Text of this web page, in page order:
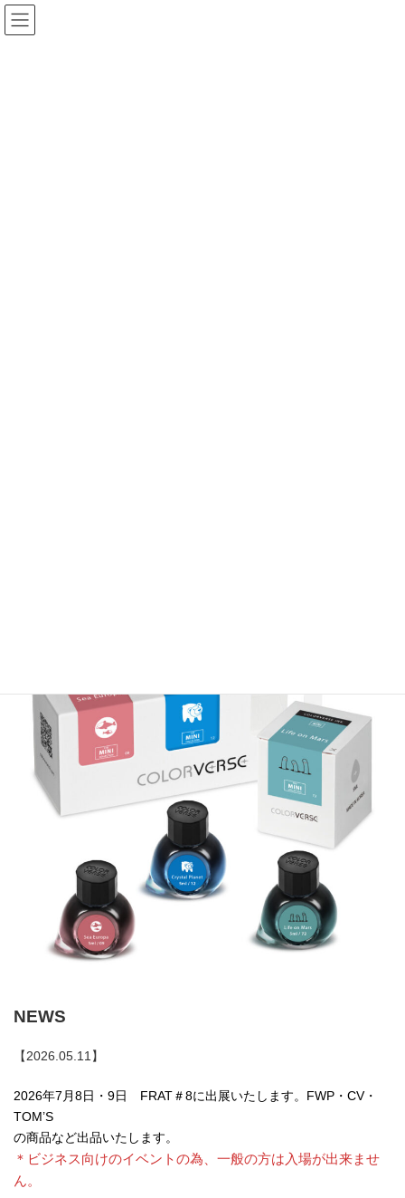
Skip
the
Skip
the
NEWS
【2026.05.11】
2026年7月8日・9日 FRAT＃8に出展いたします。FWP・CV・
TOM’S
の商品など出品いたします。
＊ビジネス向けのイベントの為、一般の方は入場が出来ませ
ん。